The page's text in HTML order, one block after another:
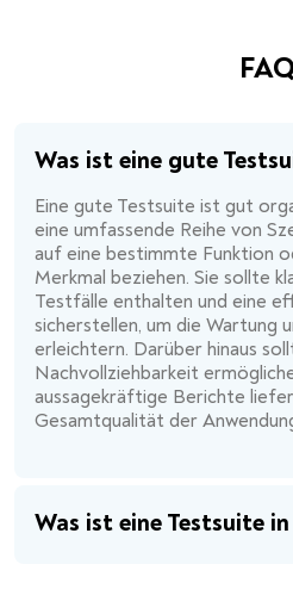
FAQ
Was ist eine gute
Eine gute Testsuite ist gut
eine umfassende Reihe von
auf eine bestimmte Funktion
Merkmal beziehen. Sie sollte
Testfälle enthalten und eine
sicherstellen, um die Wartung
erleichtern. Darüber hinaus
Nachvollziehbarkeit
aussagekräftige Berichte
Gesamtqualität der
Was ist eine Testsuite